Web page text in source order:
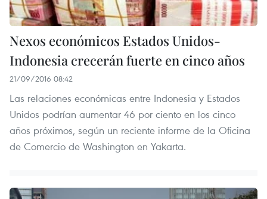
Nexos económicos Estados Unidos-
Indonesia crecerán fuerte en cinco años
21/09/2016 08:42
Las relaciones económicas entre Indonesia y Estados
Unidos podrían aumentar 46 por ciento en los cinco
años próximos, según un reciente informe de la Oficina
de Comercio de Washington en Yakarta.